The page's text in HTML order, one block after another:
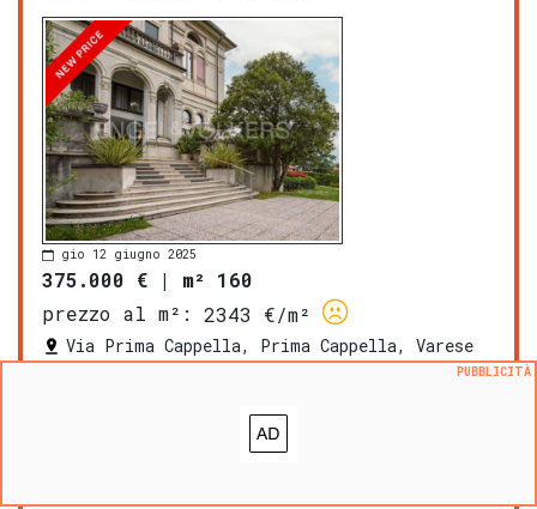
gio 12 giugno 2025
375.000 € | m² 160
prezzo al m²:
2343 €/m²
Via Prima Cappella, Prima Cappella, Varese
PUBBLICITÀ